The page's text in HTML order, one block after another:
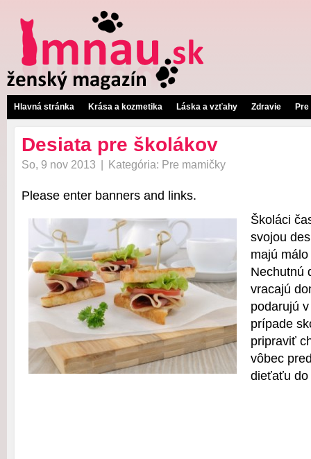
Hlavná stránka Krása a kozmetika Láska a vzťahy Zdravie
Desiata pre školákov
So, 9 nov 2013 Kategória: Pre mamičky
Please enter banners and links.
Školáci
svojou
majú
Nechutnú
vracajú
podarujú
prípade
pripraviť
vôbec
dieťaťu do